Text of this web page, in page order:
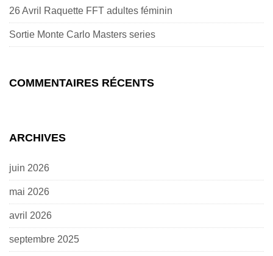
26 Avril Raquette FFT adultes féminin
Sortie Monte Carlo Masters series
COMMENTAIRES RÉCENTS
ARCHIVES
juin 2026
mai 2026
avril 2026
septembre 2025